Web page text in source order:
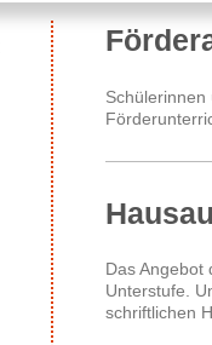
Das Angebot
Unterstufe.
schriftlichen